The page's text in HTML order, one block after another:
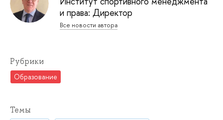
и права: Директор
Все новости автора
Рубрики
Образование
Темы